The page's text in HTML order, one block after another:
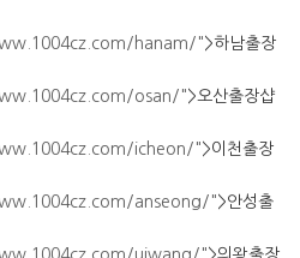
hanam/">하남출장
osan/">오산출장샵
icheon/">이천출장
anseong/">안성출
uiwang/">의왕출장